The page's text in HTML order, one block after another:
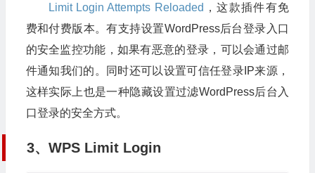
Limit Login Attempts Reloaded ，这款插件有免
费和付费版本。有支持设置WordPress后台登录入口
的安全监控功能，如果有恶意的登录，可以会通过邮
件通知我们的。同时还可以设置可信任登录IP来源，
这样实际上也是一种隐藏设置过滤WordPress后台入
口登录的安全方式。
3、WPS Limit Login